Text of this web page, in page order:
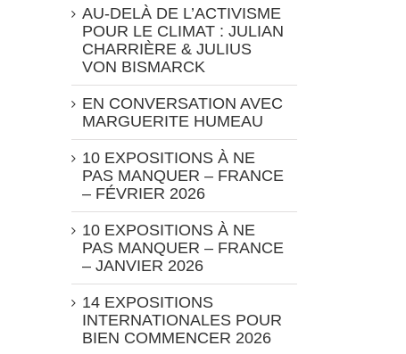
AU-DELÀ DE L’ACTIVISME
POUR LE CLIMAT : JULIAN
CHARRIÈRE & JULIUS
VON BISMARCK
EN CONVERSATION AVEC
MARGUERITE HUMEAU
10 EXPOSITIONS À NE
PAS MANQUER – FRANCE
– FÉVRIER 2026
10 EXPOSITIONS À NE
PAS MANQUER – FRANCE
– JANVIER 2026
14 EXPOSITIONS
INTERNATIONALES POUR
BIEN COMMENCER 2026